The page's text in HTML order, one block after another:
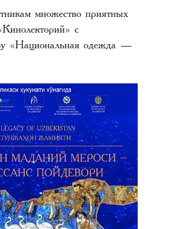
множество приятных
с
«Национальная одежда —